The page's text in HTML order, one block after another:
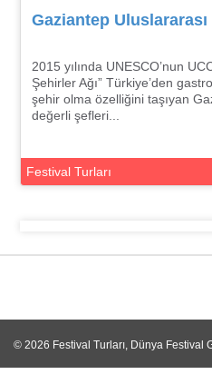
Gaziantep
2015 yılında UNESCO’nun
Şehirler Ağı” Türkiye’den
şehir olma özelliğini taşıyan
değerli şefleri...
Festival Turları
© 2026 Festival Turları, Dünya Festival